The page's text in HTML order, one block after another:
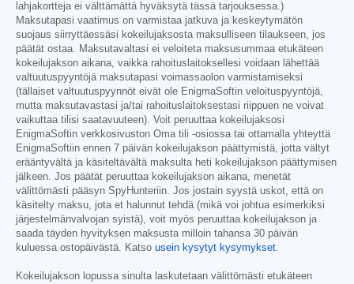
lahjakortteja ei välttämättä hyväksytä tässä tarjouksessa.)
Maksutapasi vaatimus on varmistaa jatkuva ja keskeytymätön
suojaus siirryttäessäsi kokeilujaksosta maksulliseen tilaukseen, jos
päätät ostaa. Maksutavaltasi ei veloiteta maksusummaa etukäteen
kokeilujakson aikana, vaikka rahoituslaitoksellesi voidaan lähettää
valtuutuspyyntöjä maksutapasi voimassaolon varmistamiseksi
(tällaiset valtuutuspyynnöt eivät ole EnigmaSoftin veloituspyyntöjä,
mutta maksutavastasi ja/tai rahoituslaitoksestasi riippuen ne voivat
vaikuttaa tilisi saatavuuteen). Voit peruuttaa kokeilujaksosi
EnigmaSoftin verkkosivuston Oma tili -osiossa tai ottamalla yhteyttä
EnigmaSoftiin ennen 7 päivän kokeilujakson päättymistä, jotta vältyt
erääntyvältä ja käsiteltävältä maksulta heti kokeilujakson päättymisen
jälkeen. Jos päätät peruuttaa kokeilujakson aikana, menetät
välittömästi pääsyn SpyHunteriin. Jos jostain syystä uskot, että on
käsitelty maksu, jota et halunnut tehdä (mikä voi johtua esimerkiksi
järjestelmänvalvojan syistä), voit myös peruuttaa kokeilujakson ja
saada täyden hyvityksen maksusta milloin tahansa 30 päivän
kuluessa ostopäivästä. Katso usein kysytyt kysymykset.
Kokeilujakson lopussa sinulta laskutetaan välittömästi etukäteen